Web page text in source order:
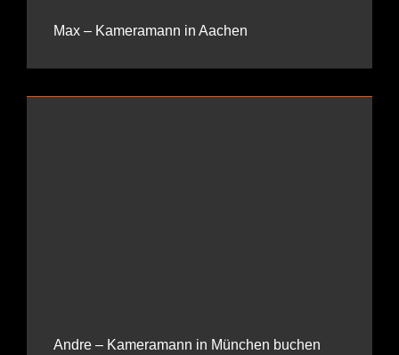
Max – Kameramann in Aachen
Andre – Kameramann in München buchen